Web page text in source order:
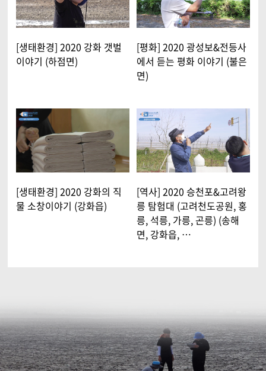
[생태환경] 2020 강화 갯벌
이야기 (하점면)
[평화] 2020 광성보&전등사
에서 듣는 평화 이야기 (불은
면)
[생태환경] 2020 강화의 직
물 소창이야기 (강화읍)
[역사] 2020 승천포&고려왕
릉 탐험대 (고려천도공원, 홍
릉, 석릉, 가릉, 곤릉) (송해
면, 강화읍, …